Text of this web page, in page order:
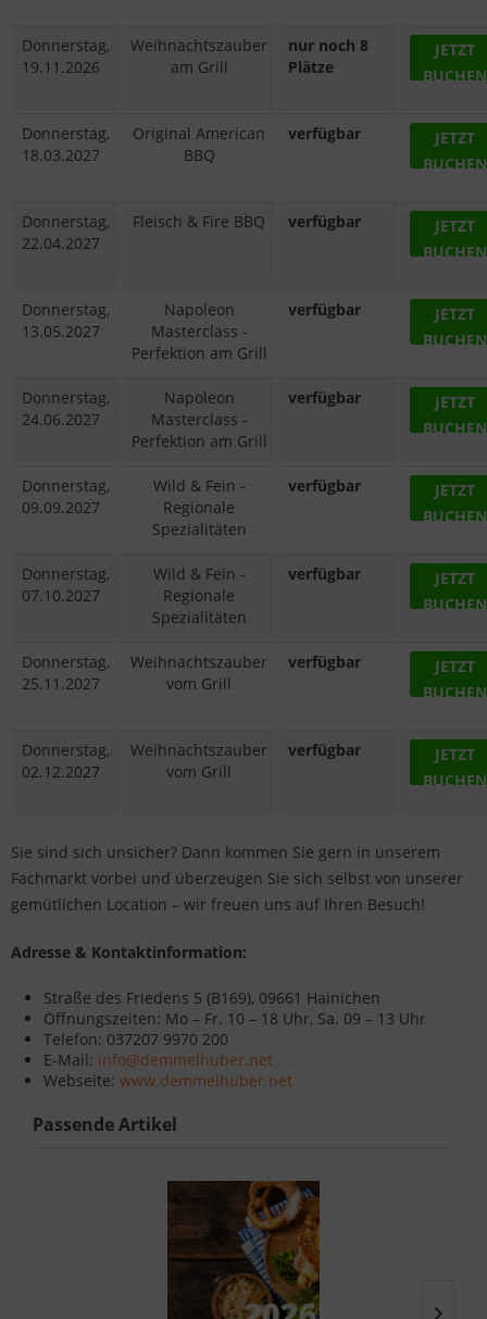
Donnerstag,
19.11.2026
Weihnachtszauber
am Grill
nur noch 8
Plätze
JETZT
BUCHEN
Donnerstag,
18.03.2027
Original American
BBQ
verfügbar
JETZT
BUCHEN
Donnerstag,
22.04.2027
Fleisch & Fire BBQ verfügbar
JETZT
BUCHEN
Donnerstag,
13.05.2027
Napoleon
Masterclass -
Perfektion am Grill
verfügbar
JETZT
BUCHEN
Donnerstag,
24.06.2027
Napoleon
Masterclass -
Perfektion am Grill
verfügbar
JETZT
BUCHEN
Donnerstag,
09.09.2027
Wild & Fein -
Regionale
Spezialitäten
verfügbar
JETZT
BUCHEN
Donnerstag,
07.10.2027
Wild & Fein -
Regionale
Spezialitäten
verfügbar
JETZT
BUCHEN
Donnerstag,
25.11.2027
Weihnachtszauber
vom Grill
verfügbar
JETZT
BUCHEN
Donnerstag,
02.12.2027
Weihnachtszauber
vom Grill
verfügbar
JETZT
BUCHEN
Sie sind sich unsicher? Dann kommen Sie gern in unserem
Fachmarkt vorbei und überzeugen Sie sich selbst von unserer
gemütlichen Location – wir freuen uns auf Ihren Besuch!
Adresse & Kontaktinformation:
Straße des Friedens 5 (B169), 09661 Hainichen
Öffnungszeiten: Mo – Fr. 10 – 18 Uhr, Sa. 09 – 13 Uhr
Telefon: 037207 9970 200
E-Mail: info@demmelhuber.net
Webseite: www.demmelhuber.net
Passende Artikel